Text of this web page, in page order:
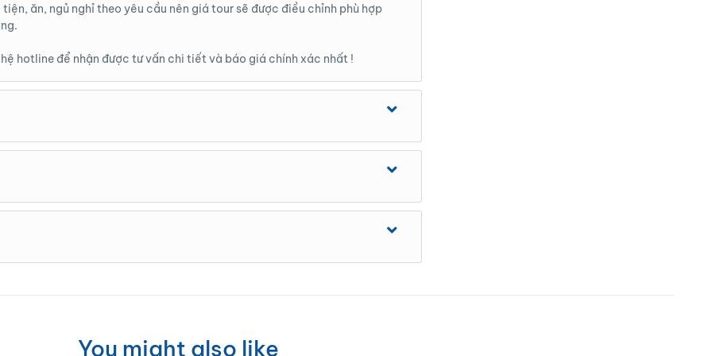
ăn, ngủ nghỉ theo yêu cầu nên giá tour sẽ được điều chỉnh phù hợp
hotline để nhận được tư vấn chi tiết và báo giá chính xác nhất !
gồm : Họ và tên – ngày tháng năm sinh – Quê quán ( hoặc ảnh Căn cước
hiểm du lịch
Booking ( Số tiền còn lại thanh toán vào ngày cuối trong hành trình
30% tổng giá trị tiền tour.
giá trị tiền tour
giá trị tiền tour
giá trị tiền tour
tôi đang hạn chế sử dụng túi nilon và rác thải nhựa trên hành trình Tour. Quý
You might also like